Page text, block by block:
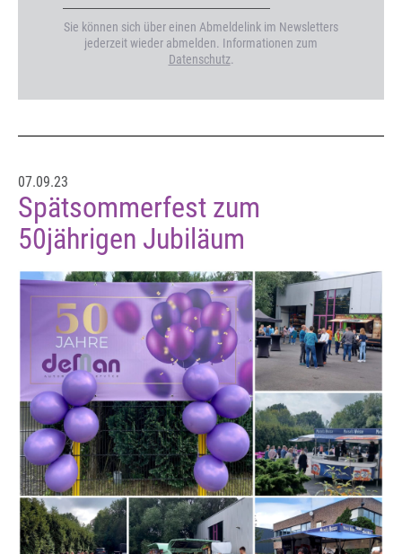
Sie können sich über einen Abmeldelink im Newsletters
jederzeit wieder abmelden. Informationen zum
Datenschutz.
07.09.23
Spätsommerfest zum
50jährigen Jubiläum